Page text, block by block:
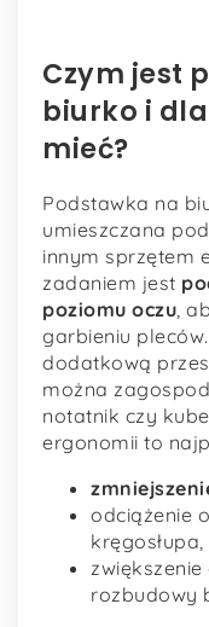
Czym jest
biurko i
mieć?
Podstawka na
umieszczana
innym sprzętem
zadaniem jest
poziomu oczu,
garbieniu
dodatkową
można
notatnik czy
ergonomii to
odciążenie
kręgosłupa,
rozbudowy